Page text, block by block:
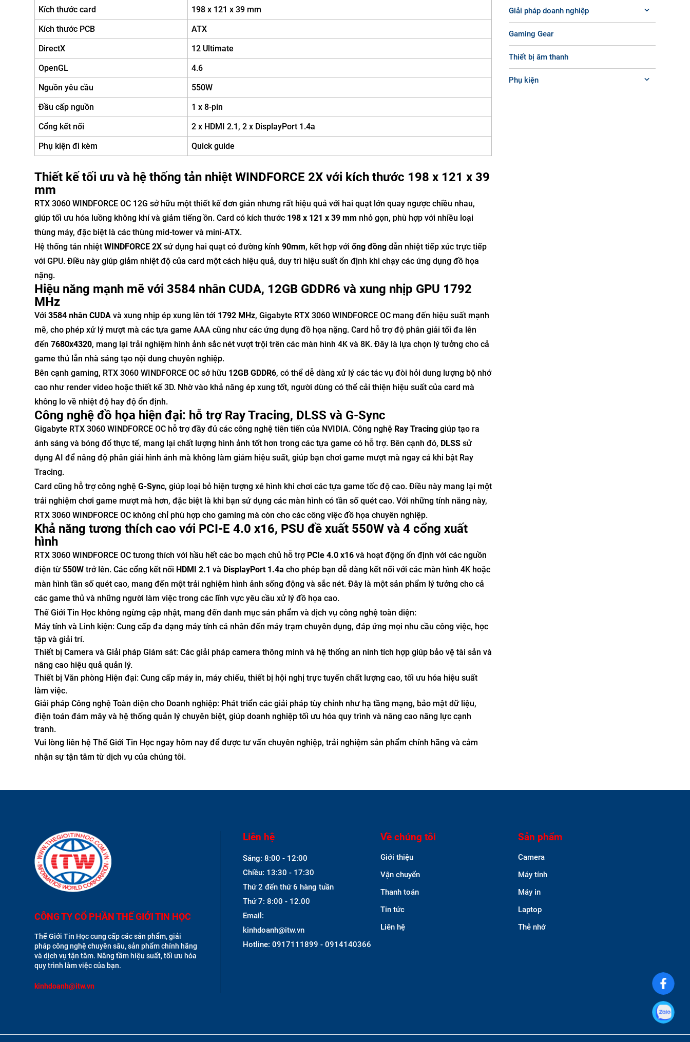
Kích thước card
198 x 121 x 39 mm
Kích thước PCB
ATX
DirectX
12 Ultimate
OpenGL
4.6
Nguồn yêu cầu
550W
Đầu cấp nguồn
1 x 8-pin
Cổng kết nối
2 x HDMI 2.1, 2 x DisplayPort 1.4a
Phụ kiện đi kèm
Quick guide
Thiết kế tối ưu và hệ thống tản nhiệt WINDFORCE 2X với kích thước 198 x 121 x 39
mm
RTX 3060 WINDFORCE OC 12G sở hữu một thiết kế đơn giản nhưng rất hiệu quả với hai quạt lớn quay ngược chiều nhau,
giúp tối ưu hóa luồng không khí và giảm tiếng ồn. Card có kích thước 198 x 121 x 39 mm nhỏ gọn, phù hợp với nhiều loại
thùng máy, đặc biệt là các thùng mid-tower và mini-ATX.
Hệ thống tản nhiệt WINDFORCE 2X sử dụng hai quạt có đường kính 90mm, kết hợp với ống đồng dẫn nhiệt tiếp xúc trực tiếp
với GPU. Điều này giúp giảm nhiệt độ của card một cách hiệu quả, duy trì hiệu suất ổn định khi chạy các ứng dụng đồ họa
nặng.
Hiệu năng mạnh mẽ với 3584 nhân CUDA, 12GB GDDR6 và xung nhịp GPU 1792
MHz
Với 3584 nhân CUDA và xung nhịp ép xung lên tới 1792 MHz, Gigabyte RTX 3060 WINDFORCE OC mang đến hiệu suất mạnh
mẽ, cho phép xử lý mượt mà các tựa game AAA cũng như các ứng dụng đồ họa nặng. Card hỗ trợ độ phân giải tối đa lên
đến 7680x4320, mang lại trải nghiệm hình ảnh sắc nét vượt trội trên các màn hình 4K và 8K. Đây là lựa chọn lý tưởng cho cả
game thủ lẫn nhà sáng tạo nội dung chuyên nghiệp.
Bên cạnh gaming, RTX 3060 WINDFORCE OC sở hữu 12GB GDDR6, có thể dễ dàng xử lý các tác vụ đòi hỏi dung lượng bộ nhớ
cao như render video hoặc thiết kế 3D. Nhờ vào khả năng ép xung tốt, người dùng có thể cải thiện hiệu suất của card mà
không lo về nhiệt độ hay độ ổn định.
Công nghệ đồ họa hiện đại: hỗ trợ Ray Tracing, DLSS và G-Sync
Gigabyte RTX 3060 WINDFORCE OC hỗ trợ đầy đủ các công nghệ tiên tiến của NVIDIA. Công nghệ Ray Tracing giúp tạo ra
ánh sáng và bóng đổ thực tế, mang lại chất lượng hình ảnh tốt hơn trong các tựa game có hỗ trợ. Bên cạnh đó, DLSS sử
dụng AI để nâng độ phân giải hình ảnh mà không làm giảm hiệu suất, giúp bạn chơi game mượt mà ngay cả khi bật Ray
Tracing.
Card cũng hỗ trợ công nghệ G-Sync, giúp loại bỏ hiện tượng xé hình khi chơi các tựa game tốc độ cao. Điều này mang lại một
trải nghiệm chơi game mượt mà hơn, đặc biệt là khi bạn sử dụng các màn hình có tần số quét cao. Với những tính năng này,
RTX 3060 WINDFORCE OC không chỉ phù hợp cho gaming mà còn cho các công việc đồ họa chuyên nghiệp.
Khả năng tương thích cao với PCI-E 4.0 x16, PSU đề xuất 550W và 4 cổng xuất
hình
RTX 3060 WINDFORCE OC tương thích với hầu hết các bo mạch chủ hỗ trợ PCIe 4.0 x16 và hoạt động ổn định với các nguồn
điện từ 550W trở lên. Các cổng kết nối HDMI 2.1 và DisplayPort 1.4a cho phép bạn dễ dàng kết nối với các màn hình 4K hoặc
màn hình tần số quét cao, mang đến một trải nghiệm hình ảnh sống động và sắc nét. Đây là một sản phẩm lý tưởng cho cả
các game thủ và những người làm việc trong các lĩnh vực yêu cầu xử lý đồ họa cao.
Thế Giới Tin Học không ngừng cập nhật, mang đến danh mục sản phẩm và dịch vụ công nghệ toàn diện:
Máy tính và Linh kiện: Cung cấp đa dạng máy tính cá nhân đến máy trạm chuyên dụng, đáp ứng mọi nhu cầu công việc, học
tập và giải trí.
Thiết bị Camera và Giải pháp Giám sát: Các giải pháp camera thông minh và hệ thống an ninh tích hợp giúp bảo vệ tài sản và
nâng cao hiệu quả quản lý.
Thiết bị Văn phòng Hiện đại: Cung cấp máy in, máy chiếu, thiết bị hội nghị trực tuyến chất lượng cao, tối ưu hóa hiệu suất
làm việc.
Giải pháp Công nghệ Toàn diện cho Doanh nghiệp: Phát triển các giải pháp tùy chỉnh như hạ tầng mạng, bảo mật dữ liệu,
điện toán đám mây và hệ thống quản lý chuyên biệt, giúp doanh nghiệp tối ưu hóa quy trình và nâng cao năng lực cạnh
tranh.
Vui lòng liên hệ Thế Giới Tin Học ngay hôm nay để được tư vấn chuyên nghiệp, trải nghiệm sản phẩm chính hãng và cảm
nhận sự tận tâm từ dịch vụ của chúng tôi.
Giải pháp doanh nghiệp
Gaming Gear
Thiết bị âm thanh
Phụ kiện
CÔNG TY CỔ PHẦN THẾ GIỚI TIN HỌC
Thế Giới Tin Học cung cấp các sản phẩm, giải
pháp công nghệ chuyên sâu, sản phẩm chính hãng
và dịch vụ tận tâm. Nâng tầm hiệu suất, tối ưu hóa
quy trình làm việc của bạn.
kinhdoanh@itw.vn
Liên hệ
Sáng: 8:00 - 12:00
Chiều: 13:30 - 17:30
Thứ 2 đến thứ 6 hàng tuần
Thứ 7: 8:00 - 12.00
Email:
kinhdoanh@itw.vn
Hotline: 0917111899 - 0914140366
Về chúng tôi
Giới thiệu
Vận chuyển
Thanh toán
Tin tức
Liên hệ
Sản phẩm
Camera
Máy tính
Máy in
Laptop
Thẻ nhớ